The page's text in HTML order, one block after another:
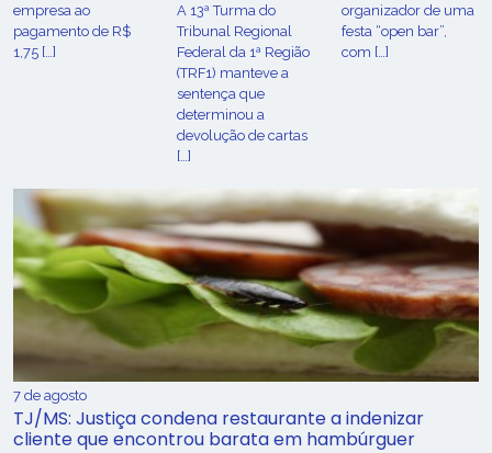
empresa ao
pagamento de R$
1,75 […]
A 13ª Turma do
Tribunal Regional
Federal da 1ª Região
(TRF1) manteve a
sentença que
determinou a
devolução de cartas
[…]
organizador de uma
festa “open bar”,
com […]
7 de agosto
TJ/MS: Justiça condena restaurante a indenizar
cliente que encontrou barata em hambúrguer